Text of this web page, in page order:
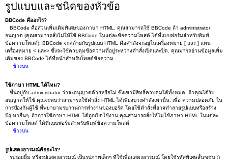
รูปแบบและชนิดของหัวข้อ
BBCode คืออะไร?
BBCode คือส่วนเพิ่มเติมพิเศษของภาษา HTML. คุณสามารถใช้ BBCode ถ้า administrator
อนุญาต (คุณสามารถสั่งไม่ให้ใช้ BBCode ในแต่ละข้อความโพสต์ ได้ที่แบบฟอร์มสำหรับพิมพ์
ข้อความโพสต์). BBCode จะคล้ายกับรูปแบบ HTML คือคำสั่งจะอยู่ในเครื่องหมาย [ และ ] แทน
เครื่องหมาย < และ> ซึ่งจะใช้ควบคุมข้อความที่อยู่ระหว่างคำสั่งเปิดและปิด. คุณมารถอ่านข้อมูลเพิ่ม
เติมของ BBCode ได้ที่หน้าสำหรับโพสต์ข้อความ.
ข้างบน
ใช้ภาษา HTML ได้ไหม?
ขึ้นอยู่กับ administrator ว่าจะอนุญาตด้วยหรือไม่ ซึ่งเขามีสิทธิ์ควบคุมได้ทั้งหมด. ถ้าคุณได้รับ
อนุญาตให้ใช้ คุณจะพบว่าสามารถใช้คำสั่ง HTML ได้เพียงบางคำสั่งเท่านั้น. เพื่อ ความปลอดภัย ใน
การป้องกันผู้ใช้ ที่พยายามรบกวนการทำงานของบอร์ด โดยใช้คำสั่งที่อาจทำลายรูปแบบหรือสร้าง
ปัญหาอื่นๆ. ถ้าการใช้ภาษา HTML ได้ถูกเปิดใช้งาน คุณสามารถสั่งให้ไม่ใช้ภาษา HTML ในแต่ละ
ข้อความโพสต์ ได้ที่แบบฟอร์มสำหรับพิมพ์ข้อความโพสต์.
ข้างบน
รูปแสดงอารมณ์คืออะไร?
รูปรอยยิ้ม หรือรูปแสดงอารมณ์ เป็นรูปภาพเล็กๆ ที่ใช้เพื่อแสดงอารมณ์ โดยใช้รหัสพิเศษสั้นๆเช่น :)